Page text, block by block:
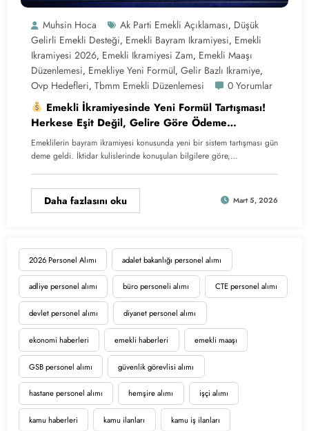
2026 Personel Alımı adalet bakanlığı personel alımı
adliye personel alımı büro personeli alımı CTE personel alımı
devlet personel alımı diyanet personel alımı
ekonomi haberleri emekli haberleri emekli maaşı
GSB personel alımı güvenlik görevlisi alımı
hastane personel alımı hemşire alımı işçi alımı
kamu haberleri kamu ilanları kamu iş ilanları
Muhsin Hoca Ak Parti Emekli Açıklaması, Düşük
Gelirli Emekli Desteği, Emekli Bayram Ikramiyesi, Emekli
Ikramiyesi 2026, Emekli Ikramiyesi Zam, Emekli Maaşı
Düzenlemesi, Emekliye Yeni Formül, Gelir Bazlı Ikramiye,
Ovp Hedefleri, Tbmm Emekli Düzenlemesi 0 Yorumlar
Emekli İkramiyesinde Yeni Formül Tartışması!
Herkese Eşit Değil, Gelire Göre Ödeme
Gündemde
Emeklilerin bayram ikramiyesi konusunda yeni bir sistem tartışması gün
deme geldi. İktidar kulislerinde konuşulan bilgilere göre,…
Daha fazlasını oku Mart 5, 2026